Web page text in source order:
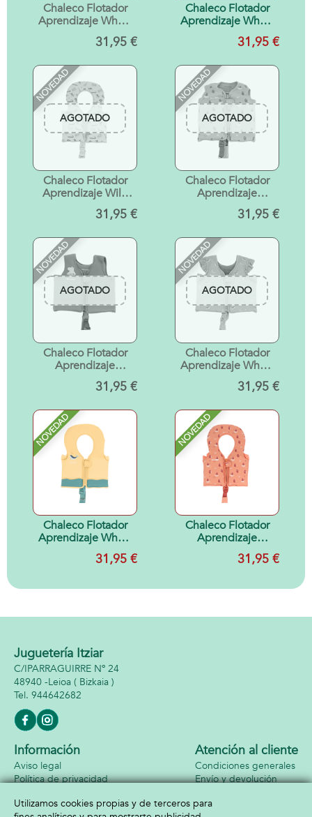
Chaleco Flotador
Aprendizaje Whale
Pink 2-3 años31,95 €
Chaleco Flotador
Aprendizaje Whale
Pink Talla 1-2 años
31,95 €
NOVEDAD
AGOTADO
Chaleco Flotador
Aprendizaje Wild
Animals Talla 1-2
años31,95 €
NOVEDAD
AGOTADO
Chaleco Flotador
Aprendizaje
Camping 2-3 años
31,95 €
NOVEDAD
AGOTADO
Chaleco Flotador
Aprendizaje
Hippos 3-6 años
31,95 €
NOVEDAD
AGOTADO
Chaleco Flotador
Aprendizaje Whale
Pink 3-6 años31,95 €
NOVEDAD
Chaleco Flotador
Aprendizaje Whale
Teal Talla 1-231,95 €
NOVEDAD
Chaleco Flotador
Aprendizaje
Camping Talla 1-2
años31,95 €
Juguetería Itziar
C/IPARRAGUIRRE Nº 24
48940 -Leioa ( Bizkaia )
944642682
Información
Aviso legal
Política de privacidad
Atención al cliente
Condiciones generales
Envío y devolución
Formas de pago
Utilizamos cookies propias y de terceros para